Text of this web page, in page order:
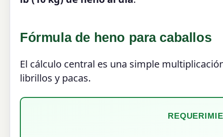
Fórmula de heno para caballos
El cálculo central es una simple
librillos y pacas.